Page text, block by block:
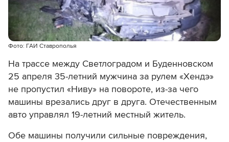
Фото: ГАИ Ставрополья
На трассе между Светлоградом и Буденновском
25 апреля 35-летний мужчина за рулем «Хендэ»
не пропустил «Ниву» на повороте, из-за чего
машины врезались друг в друга. Отечественным
авто управлял 19-летний местный житель.
Обе машины получили сильные повреждения,